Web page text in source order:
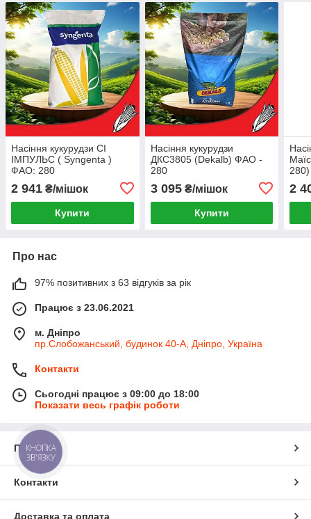
Насіння кукурудзи СІ
ІМПУЛЬС ( Syngenta )
ФАО: 280
2 941 ₴/мішок
Купити
Насіння кукурудзи
ДКС3805 (Dekalb) ФАО -
280
3 095₴/мішок
Купити
280)
2
Про нас
97% позитивних з 63 відгуків за рік
Працює з 23.06.2021
м. Дніпро
пр.Слобожанський, будинок 40-А, Дніпро, Україна
Контакти
Сьогодні працює з 09:00 до 18:00
Показати весь графік роботи
Про нас
Контакти
Доставка та оплата
КНОПКА
ЗВ'ЯЗКУ